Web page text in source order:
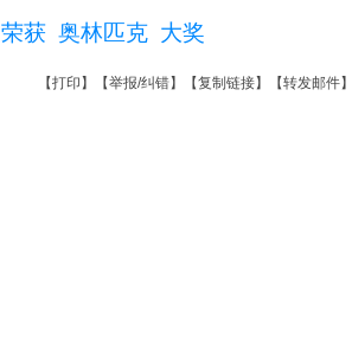
荣获 奥林匹克 大奖
【打印 】【举报/纠错】【复制链接】【转发邮件